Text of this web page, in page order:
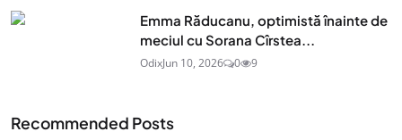
Emma Răducanu, optimistă înainte de
meciul cu Sorana Cîrstea...
OdixJun 10, 2026 0 9
Recommended Posts